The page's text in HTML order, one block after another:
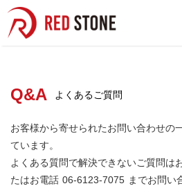
音声対
Q&A よくあるご質問
お客様から寄せられたお問い合わせの
ています。
よくある質問で解決できないご質問は
たはお電話 06-6123-7075 までお問い